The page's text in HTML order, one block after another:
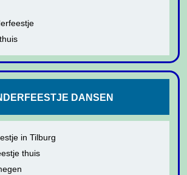
DANSEN
in Tilburg
thuis